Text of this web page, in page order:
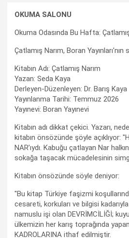
OKUMA SALONU
Okuma Odasında Bu Hafta:
Çatlamış Narım, Boran Yayınları'nın
Kitabın Adı: Çatlamış Narım
Yazan: Seda Kaya
Derleyen-Düzenleyen: Dr. Barış Kaya
Yayınlanma Tarihi: Temmuz 2026
Yayınevi: Boran Yayınevi
Kitabın adı dikkat çekici. Yazarı,
kitabın önsözünde şöyle açıklıyor:
NAR’ıydı. Kabuğu çatlayan Nar
sokağa taşacak mücadelesinin
Kitabın önsözünde söyle deniyor:
"Bu kitap Türkiye faşizmi
cesareti, korkuları ve bilgisi
namuslu işi olan DEVRİMCİLİĞİ;
ülkemizin her karış toprağında
KADROLARINA ithaf edilmiştir.